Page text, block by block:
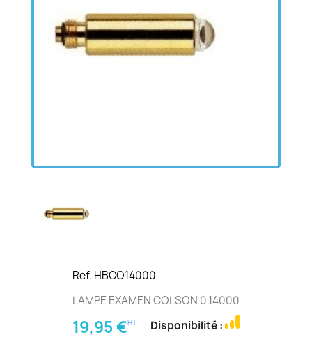
Ref. HBCO14000
LAMPE EXAMEN COLSON 0.14000
19,95 €HT Disponibilité :